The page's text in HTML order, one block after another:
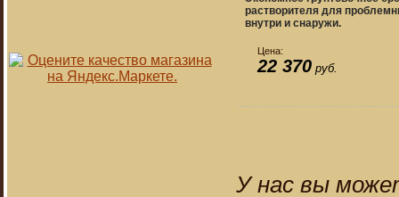
растворителя для
внутри и снаружи.
Цена:
22 370 руб.
У нас вы